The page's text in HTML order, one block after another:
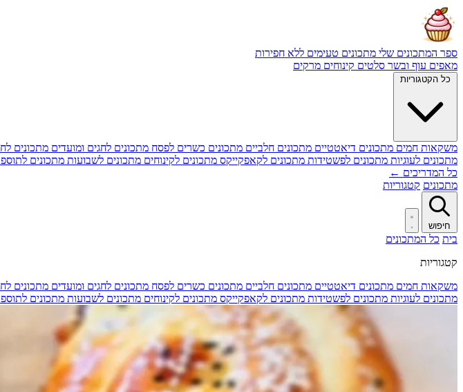
ספר המתכונים שלי מתכונים טעימים ללא חפירות
מאפים עוף ובשר סלטים קינוחים מרקים
כל הקטגוריות
משקאות חמים מתכונים דיאטטיים מתכונים חלביים מתכונים כשרים לפסח מתכונים לחגים ומועדים מתכונים
מתכונים לעוגיות מתכונים לפשטידות מתכונים לקאפקייקס מתכונים לקינוחים מתכונים לשבועות מתכונים
כל המדריכים ←
מתכונים קטגוריות
חיפוש
בית כל המתכונים
קטגוריות
משקאות חמים מתכונים דיאטטיים מתכונים חלביים מתכונים כשרים לפסח מתכונים לחגים ומועדים מתכונים
מתכונים לעוגיות מתכונים לפשטידות מתכונים לקאפקייקס מתכונים לקינוחים מתכונים לשבועות מתכונים